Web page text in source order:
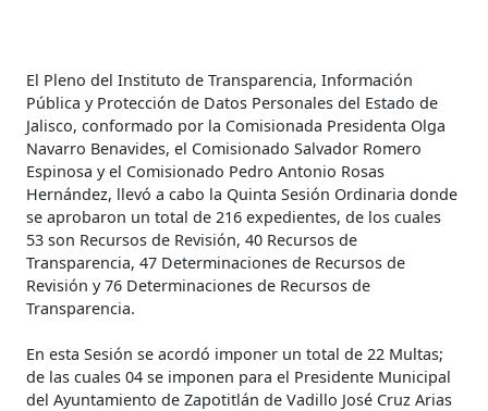
El Pleno del Instituto de Transparencia, Información
Pública y Protección de Datos Personales del Estado de
Jalisco, conformado por la Comisionada Presidenta Olga
Navarro Benavides, el Comisionado Salvador Romero
Espinosa y el Comisionado Pedro Antonio Rosas
Hernández, llevó a cabo la Quinta Sesión Ordinaria donde
se aprobaron un total de 216 expedientes, de los cuales
53 son Recursos de Revisión, 40 Recursos de
Transparencia, 47 Determinaciones de Recursos de
Revisión y 76 Determinaciones de Recursos de
Transparencia.
En esta Sesión se acordó imponer un total de 22 Multas;
de las cuales 04 se imponen para el Presidente Municipal
del Ayuntamiento de Zapotitlán de Vadillo José Cruz Arias